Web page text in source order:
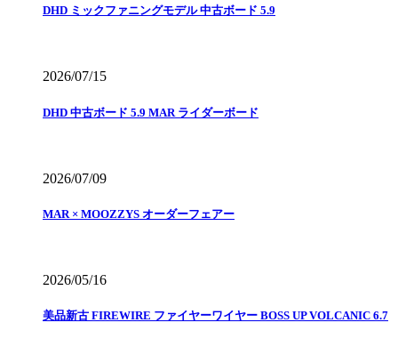
DHD ミックファニングモデル 中古ボード 5.9
2026/07/15
DHD 中古ボード 5.9 MAR ライダーボード
2026/07/09
MAR × MOOZZYS オーダーフェアー
2026/05/16
美品新古 FIREWIRE ファイヤーワイヤー BOSS UP VOLCANIC 6.7